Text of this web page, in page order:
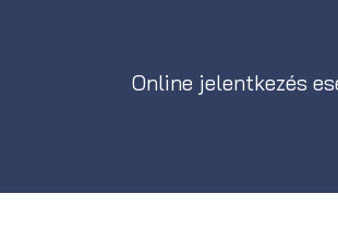
Online jelentkezés